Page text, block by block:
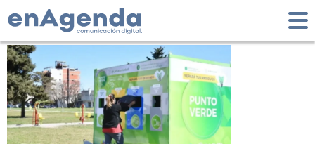
Tag: Reciclaje